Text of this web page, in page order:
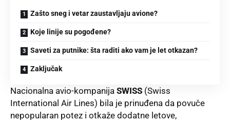
Zašto sneg i vetar zaustavljaju avione?
Koje linije su pogođene?
Saveti za putnike: šta raditi ako vam je let otkazan?
Zaključak
Nacionalna avio-kompanija SWISS (Swiss
International Air Lines) bila je prinuđena da povuče
nepopularan potez i otkaže dodatne letove,